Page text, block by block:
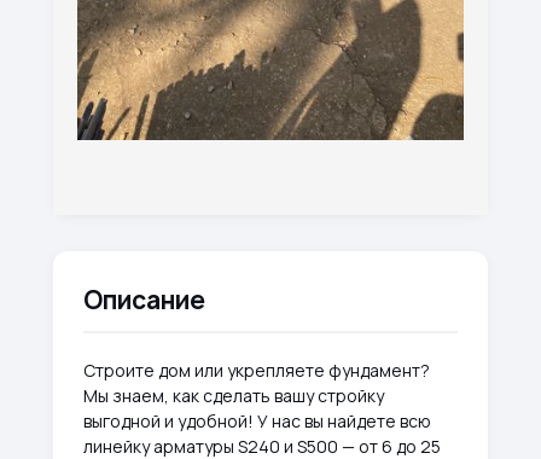
Описание
Строите дом или укрепляете фундамент?
Мы знаем, как сделать вашу стройку
выгодной и удобной! У нас вы найдете всю
линейку арматуры S240 и S500 — от 6 до 25